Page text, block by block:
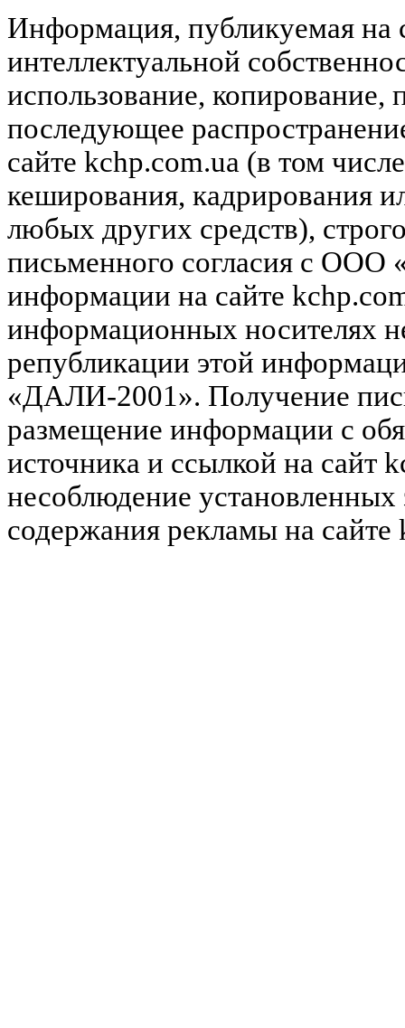
Информация, публикуемая на
интеллектуальной
использование, копирование,
последующее
сайте kchp.com.ua (в том
кеширования, кадрирования
любых других средств),
письменного согласия с
информации на сайте
информационных носителях
републикации этой
«ДАЛИ-2001». Получение
размещение информации с
источника и ссылкой на сайт
несоблюдение установленных
содержания рекламы на сайте